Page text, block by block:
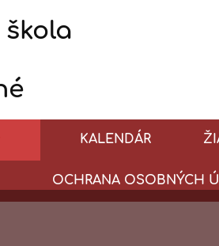
KALENDÁR
OCHRANA OSOBNÝCH